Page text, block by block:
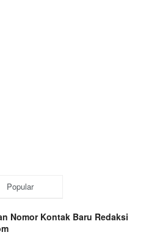
Popular
Nomor Kontak Baru Redaksi